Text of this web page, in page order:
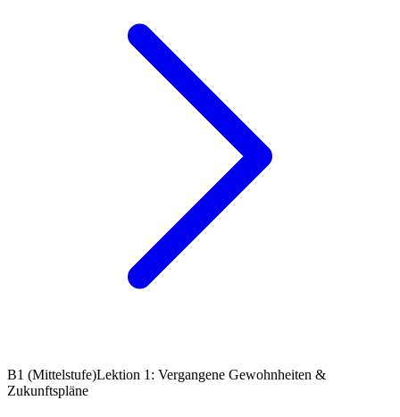
B1 (Mittelstufe)Lektion 1: Vergangene Gewohnheiten &
Zukunftspläne